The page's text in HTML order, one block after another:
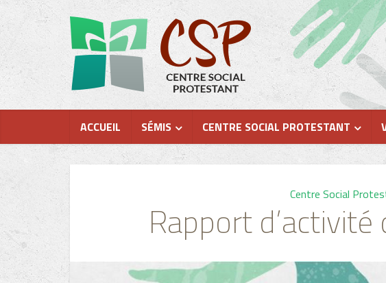
ACCUEIL SÉMIS CENTRE SOCIAL PROTESTANT
Centre Social
Rapport